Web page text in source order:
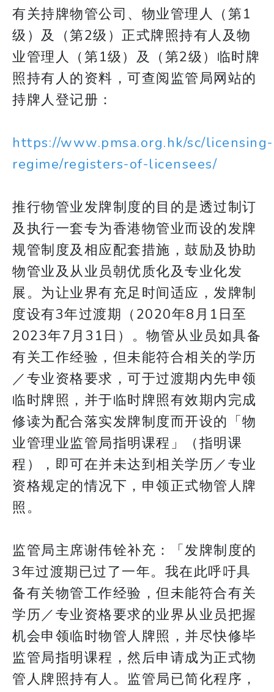
有关持牌物管公司、物业管理人（第1
级）及（第2级）正式牌照持有人及物
业管理人（第1级）及（第2级）临时牌
照持有人的资料，可查阅监管局网站的
持牌人登记册：
https://www.pmsa.org.hk/sc/licensing-
regime/registers-of-licensees/
推行物管业发牌制度的目的是透过制订
及执行一套专为香港物管业而设的发牌
规管制度及相应配套措施，鼓励及协助
物管业及从业员朝优质化及专业化发
展。为让业界有充足时间适应，发牌制
度设有3年过渡期（2020年8月1日至
2023年7月31日）。物管从业员如具备
有关工作经验，但未能符合相关的学历
／专业资格要求，可于过渡期内先申领
临时牌照，并于临时牌照有效期内完成
修读为配合落实发牌制度而开设的「物
业管理业监管局指明课程」（指明课
程），即可在并未达到相关学历／专业
资格规定的情况下，申领正式物管人牌
照。
监管局主席谢伟铨补充：「发牌制度的
3年过渡期已过了一年。我在此呼吁具
备有关物管工作经验，但未能符合有关
学历／专业资格要求的业界从业员把握
机会申领临时物管人牌照，并尽快修毕
监管局指明课程，然后申请成为正式物
管人牌照持有人。监管局已简化程序，